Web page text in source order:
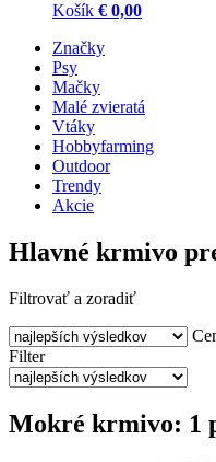
Košík € 0,00
Značky
Psy
Mačky
Malé zvieratá
Vtáky
Hobbyfarming
Outdoor
Trendy
Akcie
Hlavné krmivo
Filtrovať a zoradiť
Filter
Mokré krmivo: 1